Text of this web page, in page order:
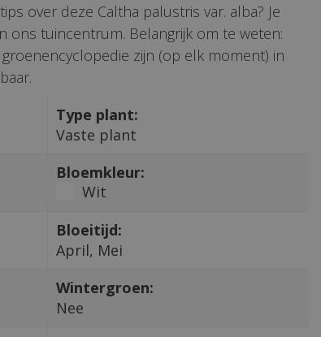
over deze Caltha palustris var. alba? Je
ons tuincentrum. Belangrijk om te weten:
zijn (op elk moment) in
Type plant:
Vaste plant
Bloemkleur:
Wit
Bloeitijd:
April, Mei
Wintergroen:
Nee